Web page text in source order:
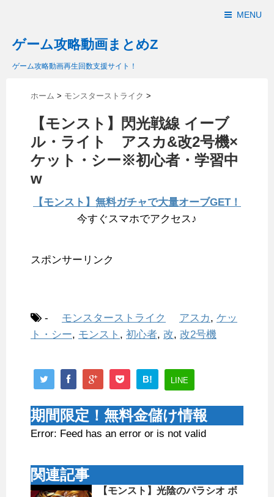
MENU
ゲーム攻略動画まとめZ
ゲーム攻略動画再生回数支援サイト！
ホーム > モンスターストライク >
【モンスト】閃光戦線 イーブ
ル・ライト アスカ&改2号機×
ケット・シー※初心者・学習中
w
【モンスト】無料ガチャで大量オーブGET！
今すぐスマホでアクセス♪
スポンサーリンク
- モンスターストライク アスカ, ケッ
ト・シー, モンスト , 初心者, 改, 改2号機
B! LINE
期間限定！無料金儲け情報
Error: Feed has an error or is not valid
関連記事
【モンスト】光陰のパラシオ ボ